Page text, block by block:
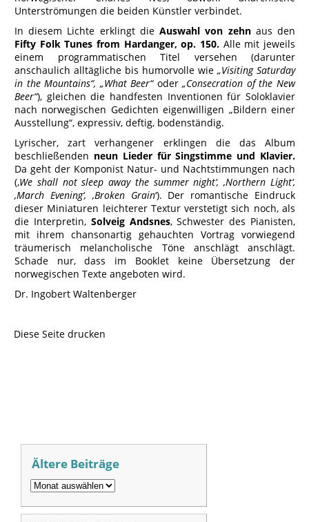
Unterströmungen die beiden Künstler verbindet.
In diesem Lichte erklingt dieAuswahl von zehnaus den
Fifty Folk Tunes from Hardanger, op. 150. Alle mit jeweils
einem programmatischen Titel versehen (darunter
anschaulich alltägliche bis humorvolle wie „Visiting Saturday
in the Mountains“, „What Beer“ oder„Consecration of the New
Beer“), gleichen die handfesten Inventionen für Soloklavier
nach norwegischen Gedichten eigenwilligen „Bildern einer
Ausstellung“, expressiv, deftig, bodenständig.
Lyrischer, zart verhangener erklingen die das Album
beschließenden neun Lieder für Singstimme und Klavier.
Da geht der Komponist Natur- und Nachtstimmungen nach
(‚We shall not sleep away the summer night‘, ‚Northern Light‘,
‚March Evening‘, ‚Broken Grain‘). Der romantische Eindruck
dieser Miniaturen leichterer Textur verstetigt sich noch, als
die Interpretin, Solveig Andsnes, Schwester des Pianisten,
mit ihrem chansonartig gehauchten Vortrag vorwiegend
träumerisch melancholische Töne anschlägt anschlägt.
Schade nur, dass im Booklet keine Übersetzung der
norwegischen Texte angeboten wird.
Dr. Ingobert Waltenberger
Diese Seite drucken
Ältere Beiträge